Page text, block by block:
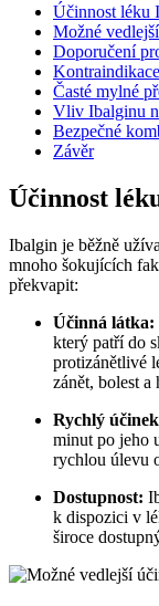
Účinnost léku
Možné
Doporučení
Časté mylné
Vliv Ibalginu
Bezpečné
Závěr
Účinnost
Ibalgin je běžně
mnoho šokujících
překvapit:
Účinná látka:
který patří do
protizánětlivé
zánět, bolest a
Rychlý
minut po jeho
rychlou úlevu
Dostupnost:
k dispozici v
široce